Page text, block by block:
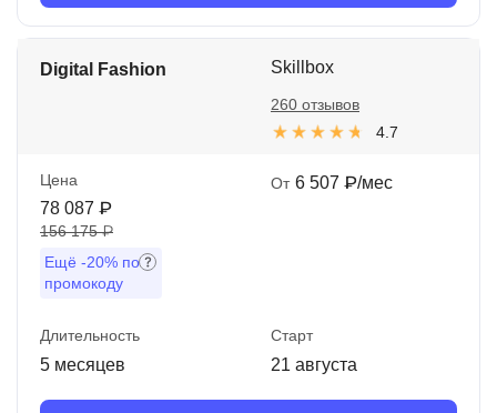
Digital Fashion Skillbox
4.7
260 отзывов
Цена
78 087 ₽
156 175 ₽
Ещё -20% по
промокоду
От 6 507 ₽/мес
Длительность
5 месяцев
Старт
21 августа